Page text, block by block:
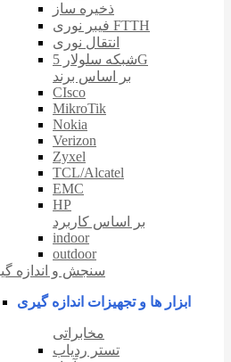
ذخیره ساز
فیبر نوری FTTH
انتقال نوری
شبکه سلولار 5G
بر اساس برند
CIsco
MikroTik
Nokia
Verizon
Zyxel
TCL/Alcatel
EMC
HP
بر اساس کاربرد
indoor
outdoor
سنجش و اندازه
ابزار ها و تجهیزات اندازه گیری
مخابراتی
تستر ردیاب